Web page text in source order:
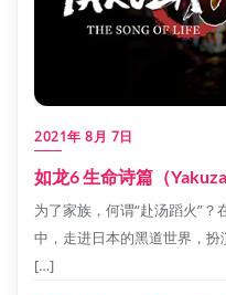
2021年 8月 7日
如龙6 生命诗篇（
为了家族，何谓“赴汤蹈火”
中，走进日本的黑道世界，扮
[…]